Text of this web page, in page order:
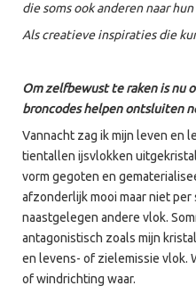
die soms ook anderen naar
Als creatieve inspiraties die
Om zelfbewust te raken is nu
broncodes helpen ontsluiten
Vannacht zag ik mijn leven en
tientallen ijsvlokken
vorm gegoten en
afzonderlijk mooi maar niet per
naastgelegen andere vlok.
antagonistisch zoals mijn
en levens- of zielemissie vlok.
of windrichting waar.